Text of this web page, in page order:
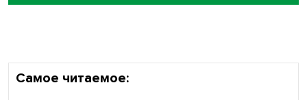
Самое читаемое: